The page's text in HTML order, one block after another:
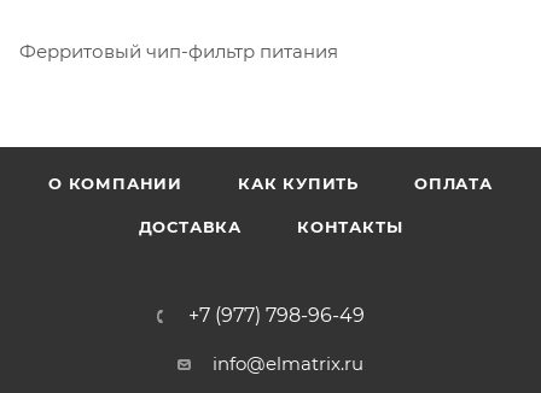
Ферритовый чип-фильтр питания
О КОМПАНИИ КАК КУПИТЬ ОПЛАТА
ДОСТАВКА КОНТАКТЫ
+7 (977) 798-96-49
info@elmatrix.ru